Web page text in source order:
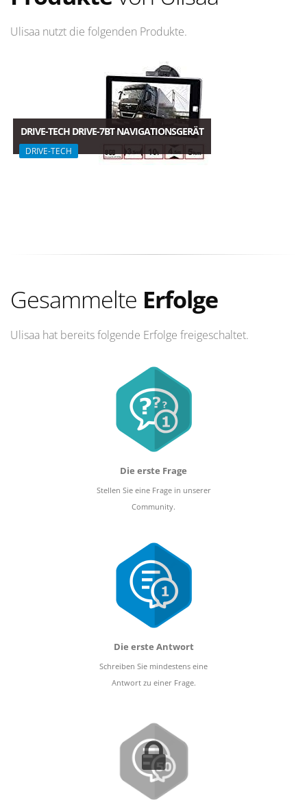
Ulisaa nutzt die folgenden Produkte.
DRIVE-TECH DRIVE-7BT NAVIGATIONSGERÄT
DRIVE-TECH
Gesammelte Erfolge
Ulisaa hat bereits folgende Erfolge freigeschaltet.
Die erste Frage
Stellen Sie eine Frage in unserer
Community.
Die erste Antwort
Schreiben Sie mindestens eine
Antwort zu einer Frage.